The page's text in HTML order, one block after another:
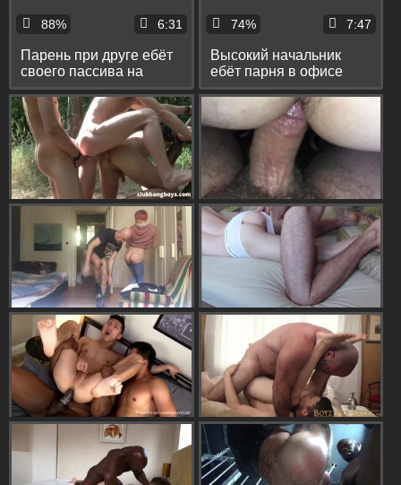
88% 6:31
Парень при друге ебёт
своего пассива на
кровати в пердак и
заливает его спермой
74% 7:47
Высокий начальник
ебёт парня в офисе
раком и фистит его на
столе рукой